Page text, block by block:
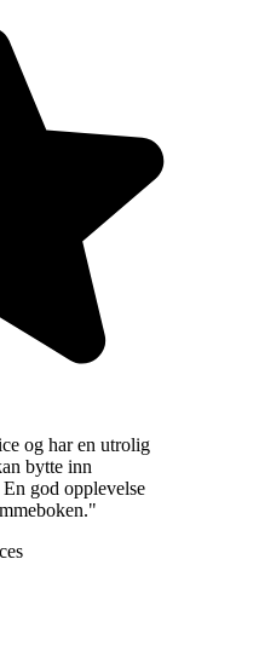
og har en utrolig
bytte inn
god opplevelse
"